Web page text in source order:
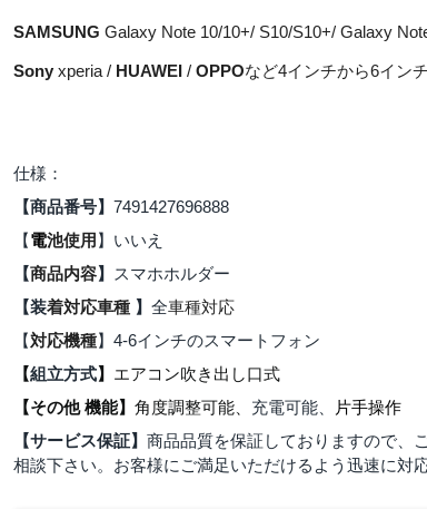
SAMSUNG Galaxy Note 10/10+/ S10/S10+/ Galaxy
Sony xperia / HUAWEI / OPPOなど4インチから6イン
仕様：
【商品番号】 7491427696888
【 電池使用 】いいえ
【商品内容】
スマホホルダー
【装着対応車種 】 全車種対応
【対応機種】 4-6インチのスマートフォン
【組立方式】 エアコン吹き出し口式
【その他 機能】 角度調整可能、 充電可能、
片手操作
【サービス保証】 商品品質を保証しておりますので、
相談下さい。お客様にご満足いただけるよう迅速に対